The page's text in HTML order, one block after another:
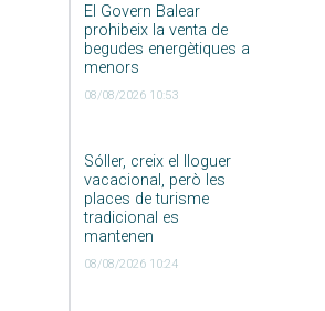
El Govern Balear
prohibeix la venta de
begudes energètiques a
menors
08/08/2026 10:53
Sóller, creix el lloguer
vacacional, però les
places de turisme
tradicional es
mantenen
08/08/2026 10:24